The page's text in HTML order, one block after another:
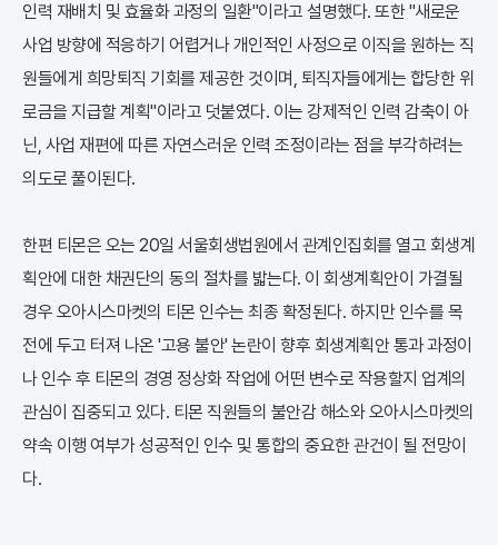
인력 재배치 및 효율화 과정의 일환"이라고 설명했다. 또한 "새로운
사업 방향에 적응하기 어렵거나 개인적인 사정으로 이직을 원하는 직
원들에게 희망퇴직 기회를 제공한 것이며, 퇴직자들에게는 합당한 위
로금을 지급할 계획"이라고 덧붙였다. 이는 강제적인 인력 감축이 아
닌, 사업 재편에 따른 자연스러운 인력 조정이라는 점을 부각하려는
의도로 풀이된다.
한편 티몬은 오는 20일 서울회생법원에서 관계인집회를 열고 회생계
획안에 대한 채권단의 동의 절차를 밟는다. 이 회생계획안이 가결될
경우 오아시스마켓의 티몬 인수는 최종 확정된다. 하지만 인수를 목
전에 두고 터져 나온 '고용 불안' 논란이 향후 회생계획안 통과 과정이
나 인수 후 티몬의 경영 정상화 작업에 어떤 변수로 작용할지 업계의
관심이 집중되고 있다. 티몬 직원들의 불안감 해소와 오아시스마켓의
약속 이행 여부가 성공적인 인수 및 통합의 중요한 관건이 될 전망이
다.